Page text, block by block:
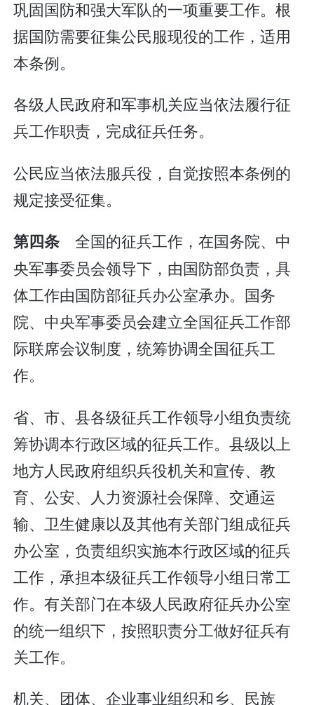
巩固国防和强大军队的一项重要工作。根
据国防需要征集公民服现役的工作，适用
本条例。
各级人民政府和军事机关应当依法履行征
兵工作职责，完成征兵任务。
公民应当依法服兵役，自觉按照本条例的
规定接受征集。
第四条 全国的征兵工作，在国务院、中
央军事委员会领导下，由国防部负责，具
体工作由国防部征兵办公室承办。国务
院、中央军事委员会建立全国征兵工作部
际联席会议制度，统筹协调全国征兵工
作。
省、市、县各级征兵工作领导小组负责统
筹协调本行政区域的征兵工作。县级以上
地方人民政府组织兵役机关和宣传、教
育、公安、人力资源社会保障、交通运
输、卫生健康以及其他有关部门组成征兵
办公室，负责组织实施本行政区域的征兵
工作，承担本级征兵工作领导小组日常工
作。有关部门在本级人民政府征兵办公室
的统一组织下，按照职责分工做好征兵有
关工作。
机关、团体、企业事业组织和乡、民族